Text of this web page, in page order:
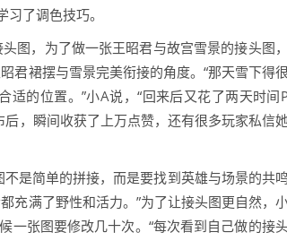
了调色技巧。
图，为了做一张王昭君与故宫雪景的接头图，
君裙摆与雪景完美衔接的角度。“那天雪下得很
的位置。”小A说，“回来后又花了两天时间
，瞬间收获了上万点赞，还有很多玩家私信
是简单的拼接，而是要找到英雄与场景的共鸣
充满了野性和活力。”为了让接头图更自然，
一张图要修改几十次。“每次看到自己做的接